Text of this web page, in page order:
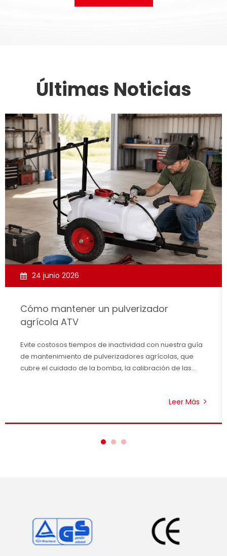
Últimas Noticias
24 junio 2026
Cómo mantener un pulverizador
agrícola ATV
Evite costosos tiempos de inactividad con nuestra guía
de mantenimiento de pulverizadores agrícolas, que
cubre el cuidado de la bomba, la calibración de las
Leer Más